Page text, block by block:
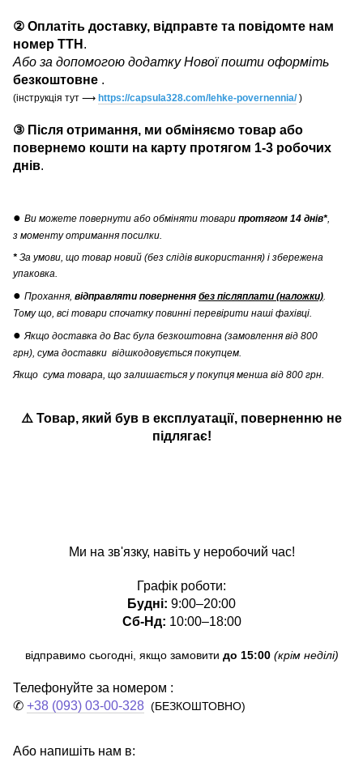
② Оплатіть доставку, відправте та повідомте нам
номер ТТН .
Або за допомогою додатку Нової пошти оформіть
безкоштовне .
(інструкція тут ⟶ https://capsula328.com/lehke-povernennia/)
③ Після отримання, ми обміняємо товар або
повернемо кошти на карту протягом 1-3 робочих
днів.
● Ви можете повернути або обміняти товари протягом 14 днів*
з моменту отримання посилки.
* За умови, що товар новий (без слідів використання) і збережена
упаковка.
● Прохання, відправляти повернення без післяплати (наложки)
Тому що, всі товари спочатку повинні перевірити наші фахівці.
● Якщо доставка до Вас була безкоштовна (замовлення від 800
грн), сума доставки відшкодовується покупцем.
Якщо сума товара, що залишається у покупця менша від 800 грн.
⚠️ Товар, який був в експлуатації, поверненню не
підлягає!
Ми на зв'язку, навіть у неробочий час!
Графік роботи:
Будні: 9:00–20:00
Сб-Нд: 10:00–18:00
відправимо сьогодні, якщо замовити до 15:00 (крім неділі)
Телефонуйте за номером :
✆ +38 (093) 03-00-328 (БЕЗКОШТОВНО)
Або напишіть нам в: